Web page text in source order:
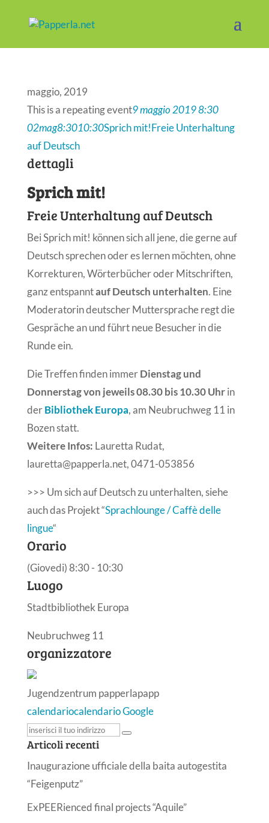
maggio, 2019
This is a repeating event9 maggio 2019 8:30
02mag8:3010:30Sprich mit!Freie Unterhaltung
auf Deutsch
dettagli
Sprich mit!
Freie Unterhaltung auf Deutsch
Bei Sprich mit! können sich all jene, die gerne auf
Deutsch sprechen oder es lernen möchten, ohne
Korrekturen, Wörterbücher oder Mitschriften,
ganz entspanntauf Deutsch unterhalten. Eine
Moderatorin deutscher Muttersprache regt die
Gespräche an und führt neue Besucher in die
Runde ein.
Die Treffen finden immerDienstag und
Donnerstag von jeweils 08.30 bis 10.30 Uhrin
derBibliothek Europa, am Neubruchweg 11 in
Bozen statt.
Weitere Infos: Lauretta Rudat,
lauretta@papperla.net, 0471-053856
>>> Um sich auf Deutsch zu unterhalten, siehe
auch das Projekt “Sprachlounge / Caffè delle
lingue“
Orario
(Giovedi) 8:30 - 10:30
Luogo
Stadtbibliothek Europa
Neubruchweg 11
organizzatore
Jugendzentrum papperlapapp
calendariocalendario Google
Articoli recenti
Inaugurazione ufficiale della baita autogestita
“Feigenputz”
ExPEERienced final projects “Aquile”